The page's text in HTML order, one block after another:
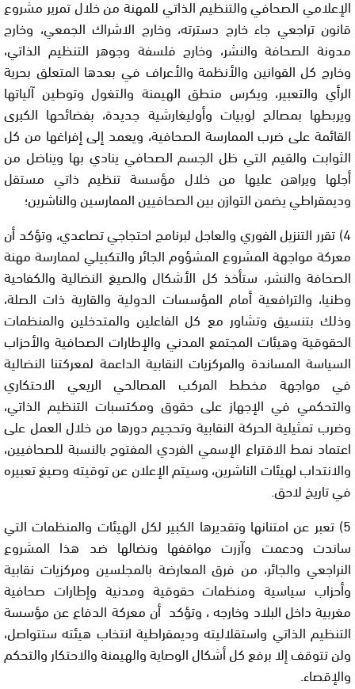
الإعلامي الصحافي والتنظيم الذاتي للمهنة من خلال تمرير مشروع
قانون تراجعي جاء خارج دسترته، وخارج الاشراك الجمعي، وخارج
مدونة الصحافة والنشر، وخارج فلسفة وجوهر التنظيم الذاتي،
وخارج كل القوانين والأنظمة والأعراف في بعدها المتعلق بحرية
الرأي والتعبير، ويكرس منطق الهيمنة والتغول وتوطين آلياتها
ويربطها بمصالح لوبيات وأوليغارشية جديدة، بفضائحها الكبرى
القائمة على ضرب الممارسة الصحافية، ويعمد إلى إفراغها من كل
الثوابت والقيم التي ظل الجسم الصحافي ينادي بها ويناضل من
أجلها ويراهن عليها من خلال مؤسسة تنظيم ذاتي مستقل
وديمقراطي يضمن التوازن بين الصحافيين الممارسين والناشرين؛
4) تقرر التنزيل الفوري والعاجل لبرنامج احتجاجي تصاعدي، وتؤكدأن
معركة مواجهة المشروع المشؤوم الجائر والتكبيلي لممارسة مهنة
الصحافة والنشر، ستأخذ كل الأشكال والصيغ النضالية والكفاحية
وطنيا، والترافعية أمام المؤسسات الدولية والقارية ذات الصلة،
وذلك بتنسيق وتشاور مع كل الفاعلين والمتدخلين والمنظمات
الحقوقية وهيئات المجتمع المدني والإطارات الصحافية والأحزاب
السياسة المساندة والمركزيات النقابية الداعمة لمعركتنا النضالية
في مواجهة مخطط المركب المصالحي الريعي الاحتكاري
والتحكمي في الإجهاز على حقوق ومكتسبات التنظيم الذاتي،
وضرب تمثيلية الحركة النقابية وتحجيم دورها من خلال العمل على
اعتماد نمط الاقتراع الإسمي الفردي المفتوح بالنسبة للصحافيين،
والانتداب لهيئات الناشرين،وسيتمالإعلان عن توقيته وصيغ تعبيره
في تاريخ لاحق.
5) تعبر عن امتنانها وتقديرها الكبير لكل الهيئات والمنظمات التي
ساندت ودعمت وآزرت مواقفها ونضالها ضد هذا المشروع
النراجعي والجائر، من فرق المعارضة بالمجلسين ومركزيات نقابية
وأحزاب سياسية ومنظمات حقوقية ومدنية وإطارات صحافية
مغربية داخل البلاد وخارجه ، وتؤكد أن معركة الدفاع عن مؤسسة
التنظيم الذاتي واستقلاليته وديمقراطية انتخاب هيئته ستتواصل،
ولن تتوقفإلا برفع كل أشكال الوصاية والهيمنة والاحتكار والتحكم
والإقصاء.